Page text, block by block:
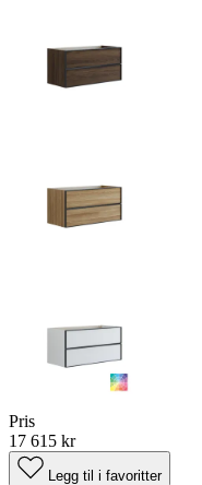
Pris
17 615 kr
Legg til i favoritter